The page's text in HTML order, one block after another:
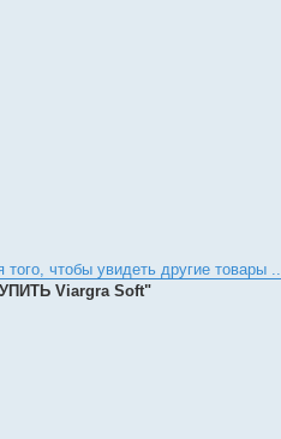
того, чтобы увидеть другие товары
Viargra Soft"